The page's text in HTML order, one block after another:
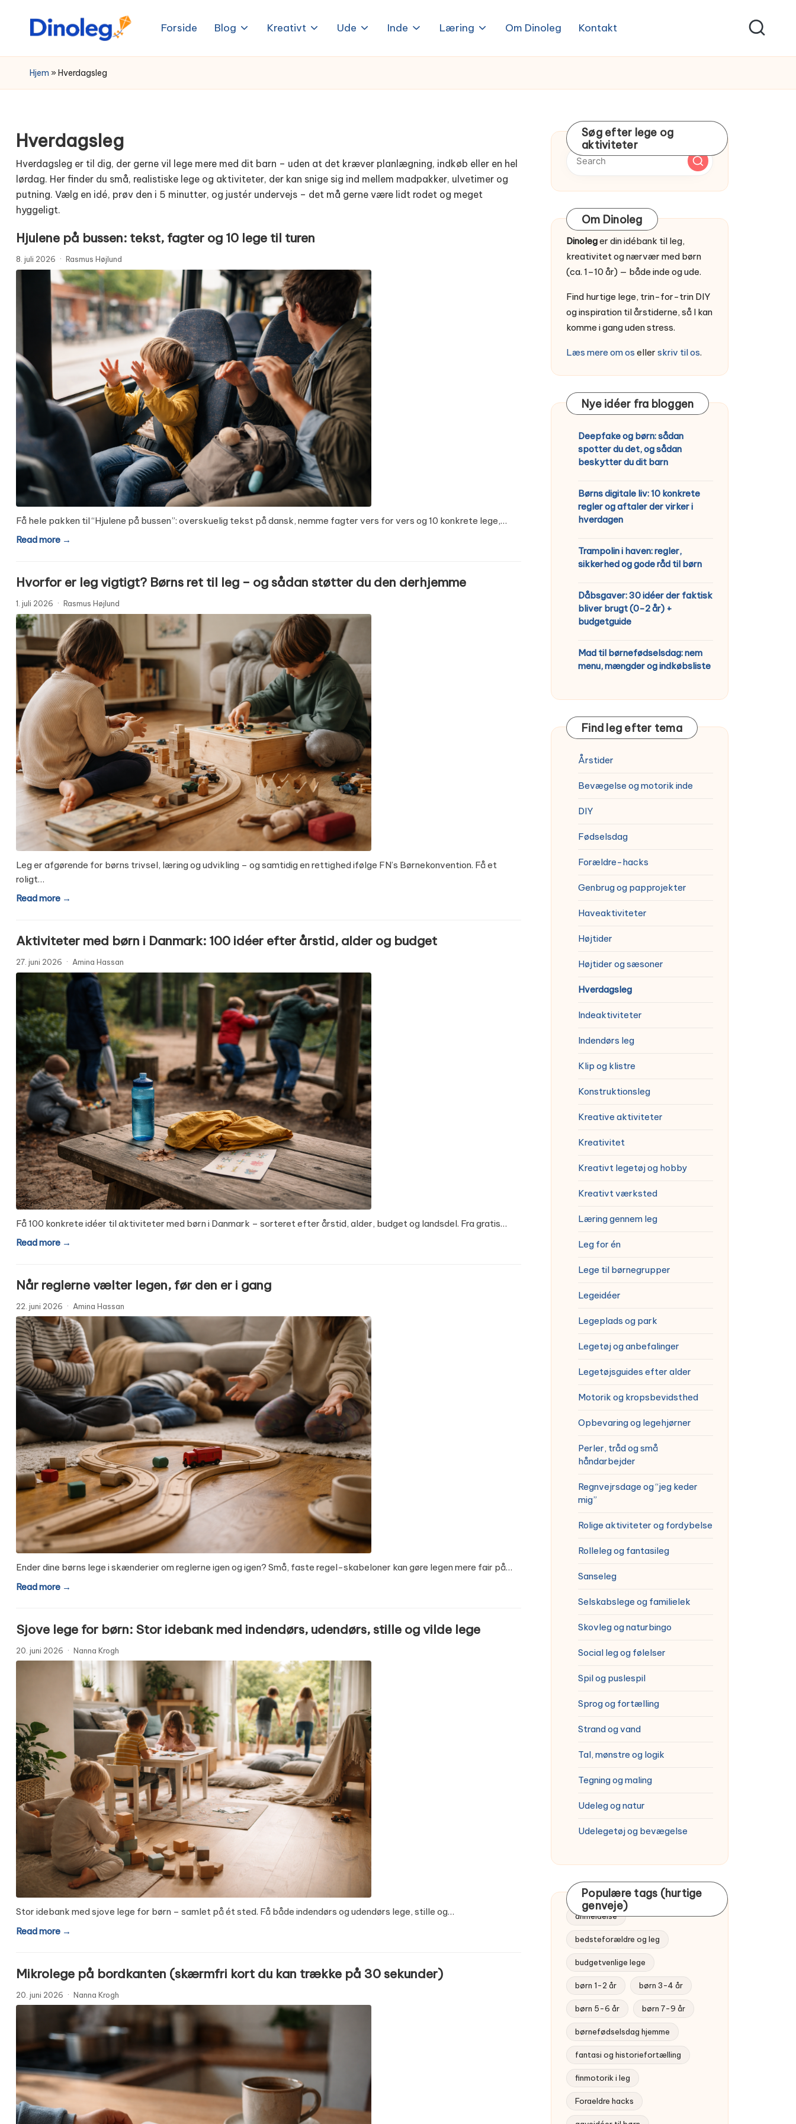
Forside Blog Kreativt Ude Inde Læring Om Dinoleg Kontakt
Hjem » Hverdagsleg
Hverdagsleg
Hverdagsleg er til dig, der gerne vil lege mere med dit barn – uden at det kræver planlægning, indkøb eller en hel
lørdag. Her finder du små, realistiske lege og aktiviteter, der kan snige sig ind mellem madpakker, ulvetimer og
putning. Vælg en idé, prøv den i 5 minutter, og justér undervejs – det må gerne være lidt rodet og meget
hyggeligt.
Hjulene på bussen: tekst, fagter og 10 lege til turen
8. juli 2026 · Rasmus Højlund
Få hele pakken til “Hjulene på bussen”: overskuelig tekst på dansk, nemme fagter vers for vers og 10 konkrete lege,…
Read more →
Hvorfor er leg vigtigt? Børns ret til leg – og sådan støtter du den derhjemme
1. juli 2026 · Rasmus Højlund
Leg er afgørende for børns trivsel, læring og udvikling – og samtidig en rettighed ifølge FN’s Børnekonvention. Få et
roligt…
Read more →
Aktiviteter med børn i Danmark: 100 idéer efter årstid, alder og budget
27. juni 2026 · Amina Hassan
Få 100 konkrete idéer til aktiviteter med børn i Danmark – sorteret efter årstid, alder, budget og landsdel. Fra gratis…
Read more →
Når reglerne vælter legen, før den er i gang
22. juni 2026 · Amina Hassan
Ender dine børns lege i skænderier om reglerne igen og igen? Små, faste regel-skabeloner kan gøre legen mere fair på…
Read more →
Sjove lege for børn: Stor idebank med indendørs, udendørs, stille og vilde lege
20. juni 2026 · Nanna Krogh
Stor idebank med sjove lege for børn – samlet på ét sted. Få både indendørs og udendørs lege, stille og…
Read more →
Mikrolege på bordkanten (skærmfri kort du kan trække på 30 sekunder)
20. juni 2026 · Nanna Krogh
Søg efter lege og
aktiviteter
Om Dinoleg
Dinoleger din idébank til leg,
kreativitet og nærvær med børn
(ca. 1–10 år) — både inde og ude.
Find hurtige lege, trin-for-trin DIY
og inspiration til årstiderne, så I kan
komme i gang uden stress.
Læs mere om os eller skriv til os.
Nye idéer fra bloggen
Deepfake og børn: sådan
spotter du det, og sådan
beskytter du dit barn
Børns digitale liv: 10 konkrete
regler og aftaler der virker i
hverdagen
Trampolin i haven: regler,
sikkerhed og gode råd til børn
Dåbsgaver: 30 idéer der faktisk
bliver brugt (0-2 år) +
budgetguide
Mad til børnefødselsdag: nem
menu, mængder og indkøbsliste
Find leg efter tema
Årstider
Bevægelse og motorik inde
DIY
Fødselsdag
Forældre-hacks
Genbrug og papprojekter
Haveaktiviteter
Højtider
Højtider og sæsoner
Hverdagsleg
Indeaktiviteter
Indendørs leg
Klip og klistre
Konstruktionsleg
Kreative aktiviteter
Kreativitet
Kreativt legetøj og hobby
Kreativt værksted
Læring gennem leg
Leg for én
Lege til børnegrupper
Legeidéer
Legeplads og park
Legetøj og anbefalinger
Legetøjsguides efter alder
Motorik og kropsbevidsthed
Opbevaring og legehjørner
Perler, tråd og små
håndarbejder
Regnvejrsdage og “jeg keder
mig”
Rolige aktiviteter og fordybelse
Rolleleg og fantasileg
Sanseleg
Selskabslege og familielek
Skovleg og naturbingo
Social leg og følelser
Spil og puslespil
Sprog og fortælling
Strand og vand
Tal, mønstre og logik
Tegning og maling
Udeleg og natur
Udelegetøj og bevægelse
Populære tags (hurtige
genveje)
anmeldelse
bedsteforældre og leg
budgetvenlige lege
børn 1-2 år børn 3-4 år
børn 5-6 år børn 7-9 år
børnefødselsdag hjemme
fantasi og historiefortælling
finmotorik i leg
Foraeldre hacks